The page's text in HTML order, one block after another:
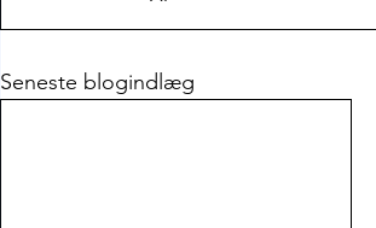
Seneste blogindlæg